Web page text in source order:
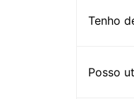
Tenho
Posso